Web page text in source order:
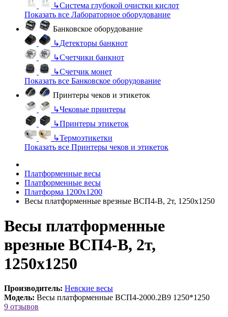
↳Система глубокой очистки кислот
Показать все Лабораторное оборудование
Банковское оборудование
↳Детекторы банкнот
↳Счетчики банкнот
↳Счетчик монет
Показать все Банковское оборудование
Принтеры чеков и этикеток
↳Чековые принтеры
↳Принтеры этикеток
↳Термоэтикетки
Показать все Принтеры чеков и этикеток
Платформенные весы
Платформенные весы
Платформа 1200х1200
Весы платформенные врезные ВСП4-В, 2т, 1250х1250
Весы платформенные
врезные ВСП4-В, 2т,
1250х1250
Производитель: Невские весы
Модель: Весы платформенные ВСП4-2000.2В9 1250*1250
9 отзывов